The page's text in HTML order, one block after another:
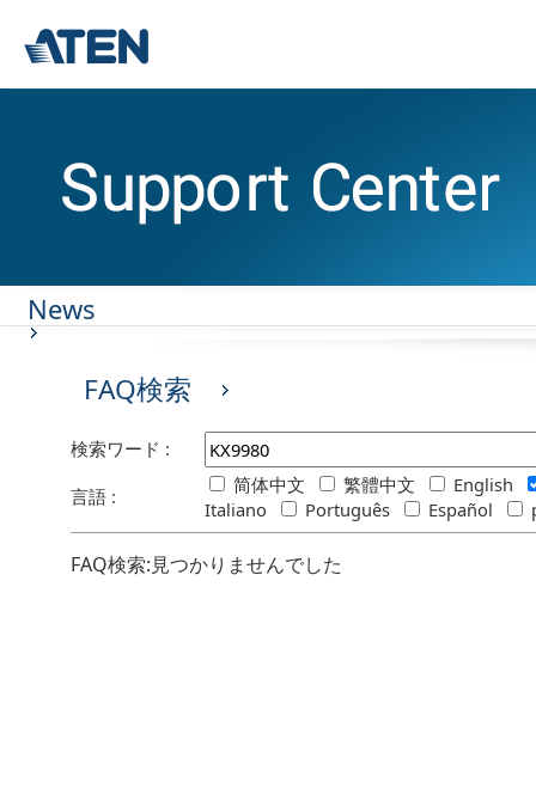
News
FAQ検索
検索ワード :
言語 :
简体中文 繁體中文
English
Italiano
Português Español